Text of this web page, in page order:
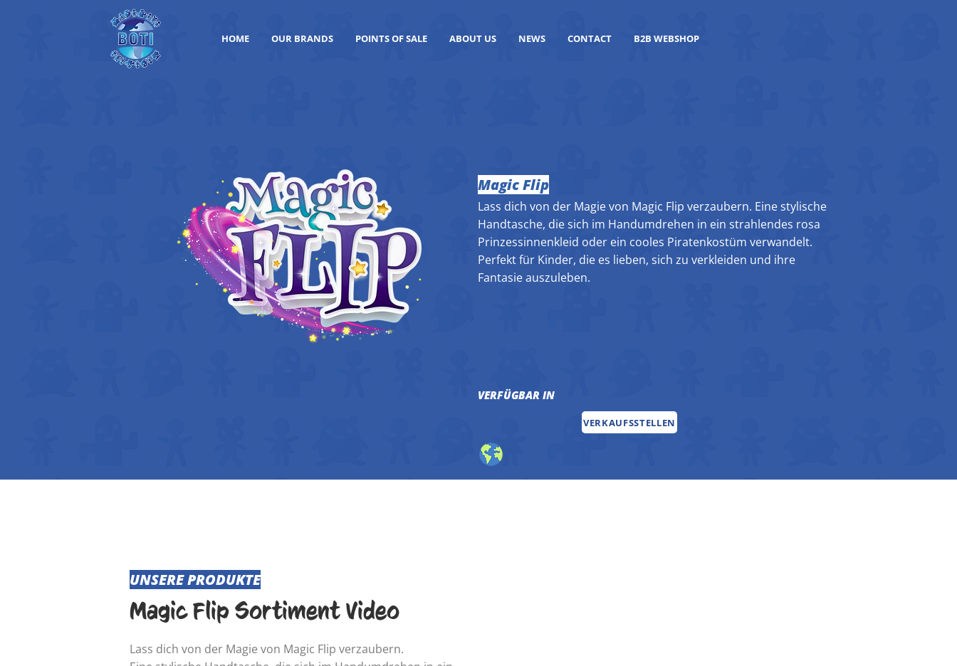
HOME OUR BRANDS POINTS OF SALE ABOUT US NEWS CONTACT B2B WEBSHOP
Magic Flip
Lass dich von der Magie von Magic Flip verzaubern. Eine stylische
Handtasche, die sich im Handumdrehen in ein strahlendes rosa
Prinzessinnenkleid oder ein cooles Piratenkostüm verwandelt.
Perfekt für Kinder, die es lieben, sich zu verkleiden und ihre
Fantasie auszuleben.
VERFÜGBAR IN
VERKAUFSSTELLEN
UNSERE PRODUKTE
Magic Flip Sortiment Video
Lass dich von der Magie von Magic Flip verzaubern.